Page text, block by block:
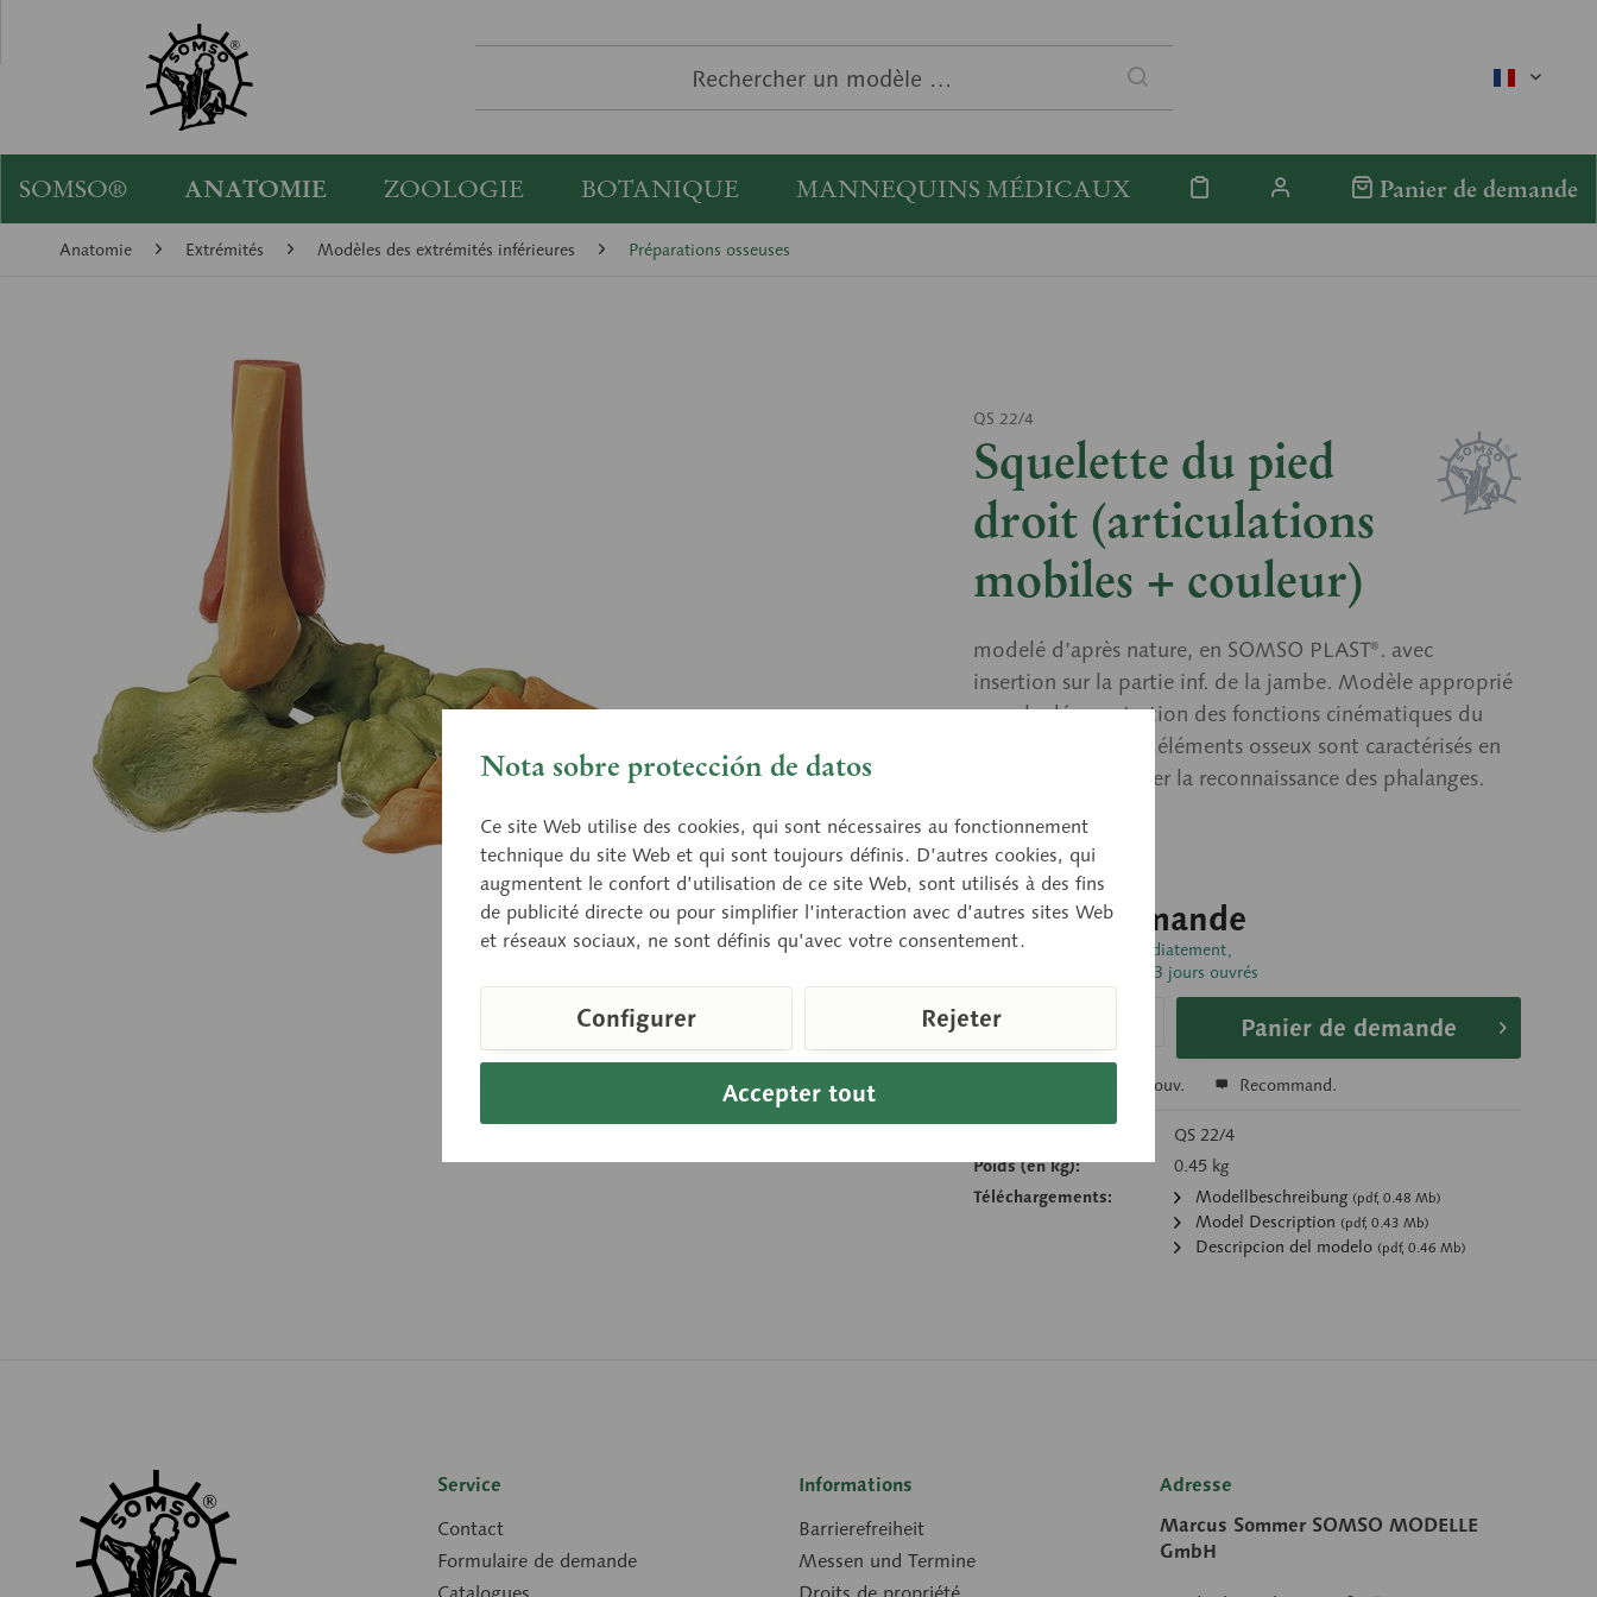
SOMSO® ANATOMIE ZOOLOGIE BOTANIQUE MANNEQUINS MÉDICAUX Panier de demande
Anatomie Extrémités Modèles des extrémités inférieures Préparations osseuses
QS 22/4
Squelette du pied
droit (articulations
mobiles + couleur)
modelé d’après nature, en SOMSO PLAST®. avec
insertion sur la partie inf. de la jambe. Modèle approprié
pour la démonstration des fonctions cinématiques du
pied. Les différents éléments osseux sont caractérisés en
couleur pour faciliter la reconnaissance des phalanges.
Prix sur demande
Prêt à expédier immédiatement,
délai de livraison env. 1-3 jours ouvrés
Panier de demande
Se souv. Recommand.
QS 22/4
Poids (en kg):
0.45 kg
Téléchargements:
Modellbeschreibung (pdf, 0.48 Mb)
Model Description (pdf, 0.43 Mb)
Descripcion del modelo (pdf, 0.46 Mb)
Service
Contact
Formulaire de demande
Informations
Barrierefreiheit
Messen und Termine
Adresse
Marcus Sommer SOMSO MODELLE
GmbH
Nota sobre protección de datos
Ce site Web utilise des cookies, qui sont nécessaires au fonctionnement
technique du site Web et qui sont toujours définis. D’autres cookies, qui
augmentent le confort d’utilisation de ce site Web, sont utilisés à des fins
de publicité directe ou pour simplifier l’interaction avec d’autres sites Web
et réseaux sociaux, ne sont définis qu’avec votre consentement.
Accepter tout
Configurer Rejeter